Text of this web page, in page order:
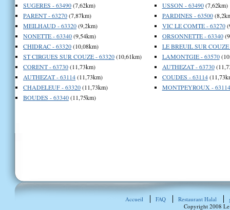
SUGERES - 63490(7,62km)
PARENT - 63270(7,87km)
MEILHAUD - 63320(9,2km)
NONETTE - 63340(9,54km)
CHIDRAC - 63320(10,08km)
ST CIRGUES SUR COUZE - 63320(10,61km)
CORENT - 63730(11,73km)
AUTHEZAT - 63114(11,73km)
CHADELEUF - 63320(11,73km)
BOUDES - 63340(11,75km)
USSON - 63490(7,62km)
PARDINES - 63500
VIC LE COMTE - 63270
ORSONNETTE - 63340
LE BREUIL SUR COUZE
LAMONTGIE - 63570
AUTHEZAT - 63730
COUDES - 63114
MONTPEYROUX - 63114
Accueil FAQ Restaurant Halal
Copyright 2008